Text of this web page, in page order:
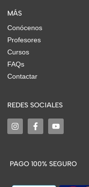
MÁS
Conócenos
Profesores
Cursos
FAQs
Contactar
REDES SOCIALES
PAGO 100% SEGURO